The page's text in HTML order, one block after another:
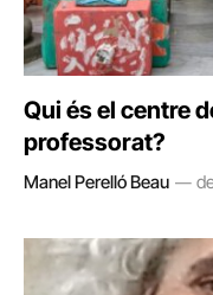
Qui és el centre
professorat?
Manel Perelló Beau